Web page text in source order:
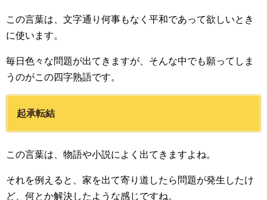
この言葉は、文字通り何事もなく平和であって欲しいとき
に使います。
毎日色々な問題が出てきますが、そんな中でも願ってしま
うのがこの四字熟語です。
起承転結
この言葉は、物語や小説によく出てきますよね。
それを例えると、家を出て寄り道したら問題が発生したけ
ど、何とか解決したような感じですね。